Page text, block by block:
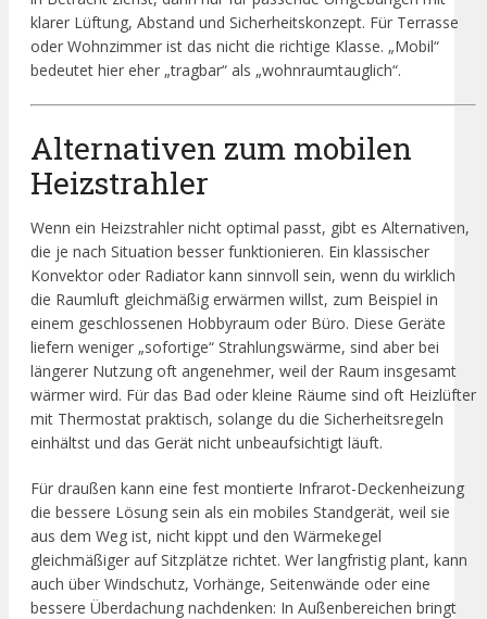
klarer Lüftung, Abstand und Sicherheitskonzept. Für Terrasse
oder Wohnzimmer ist das nicht die richtige Klasse. „Mobil“
bedeutet hier eher „tragbar“ als „wohnraumtauglich“.
Alternativen zum mobilen
Heizstrahler
Wenn ein Heizstrahler nicht optimal passt, gibt es Alternativen,
die je nach Situation besser funktionieren. Ein klassischer
Konvektor oder Radiator kann sinnvoll sein, wenn du wirklich
die Raumluft gleichmäßig erwärmen willst, zum Beispiel in
einem geschlossenen Hobbyraum oder Büro. Diese Geräte
liefern weniger „sofortige“ Strahlungswärme, sind aber bei
längerer Nutzung oft angenehmer, weil der Raum insgesamt
wärmer wird. Für das Bad oder kleine Räume sind oft Heizlüfter
mit Thermostat praktisch, solange du die Sicherheitsregeln
einhältst und das Gerät nicht unbeaufsichtigt läuft.
Für draußen kann eine fest montierte Infrarot-Deckenheizung
die bessere Lösung sein als ein mobiles Standgerät, weil sie
aus dem Weg ist, nicht kippt und den Wärmekegel
gleichmäßiger auf Sitzplätze richtet. Wer langfristig plant, kann
auch über Windschutz, Vorhänge, Seitenwände oder eine
bessere Überdachung nachdenken: In Außenbereichen bringt